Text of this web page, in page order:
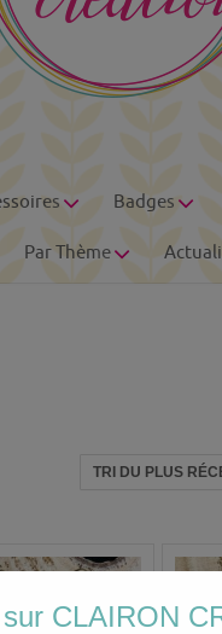
Badges
Par Thème
CLAIRON